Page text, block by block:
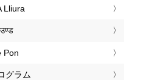
Lliura
Pon
グラム